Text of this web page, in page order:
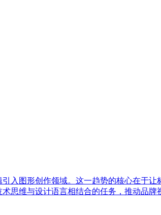
入图形创作领域。这一趋势的核心在于
思维与设计语言相结合的任务，推动品牌